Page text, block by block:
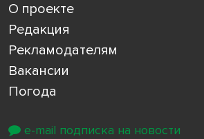
О проекте
Редакция
Рекламодателям
Вакансии
Погода
e-mail подписка на новости